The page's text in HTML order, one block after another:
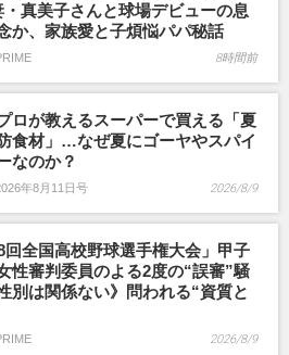
・真美子さんと球場デビューの息
か、家族愛と子煩悩パパ秘話
8時間前
ロが教えるスーパーで買える「夏
食材」…なぜ夏にゴーヤやスパイ
なのか？
年8月11日号 2026/8/9
回全国高校野球選手権大会」甲子
性審判委員のよる2度の“誤審”騒
別は関係ない》問われる“資質と
2026/8/9